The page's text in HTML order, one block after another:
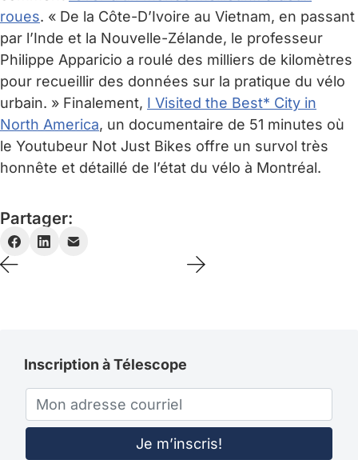
roues. « De la Côte-D’Ivoire au Vietnam, en passant
par l’Inde et la Nouvelle-Zélande, le professeur
Philippe Apparicio a roulé des milliers de kilomètres
pour recueillir des données sur la pratique du vélo
urbain. » Finalement, I Visited the Best* City in
North America, un documentaire de 51 minutes où
le Youtubeur Not Just Bikes offre un survol très
honnête et détaillé de l’état du vélo à Montréal.
Partager:
Inscription à Télescope